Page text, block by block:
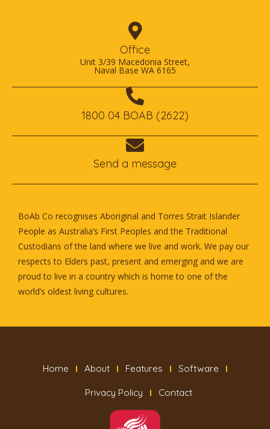
Office
Unit 3/39 Macedonia Street,
Naval Base WA 6165
1800 04 BOAB (2622)
Send a message
BoAb Co recognises Aboriginal and Torres Strait Islander
People as Australia’s First Peoples and the Traditional
Custodians of the land where we live and work. We pay our
respects to Elders past, present and emerging and we are
proud to live in a country which is home to one of the
world’s oldest living cultures.
Home About Features Software
Privacy Policy Contact